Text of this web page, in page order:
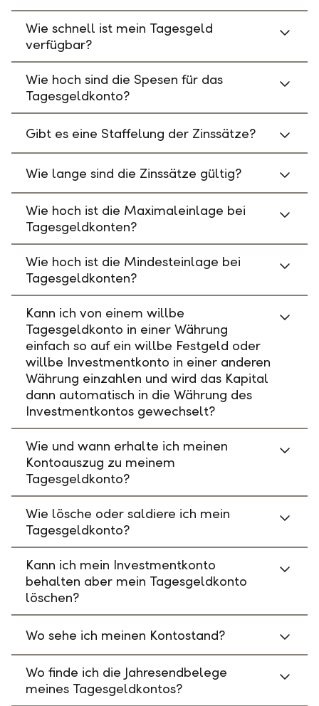
Wie schnell ist mein Tagesgeld
verfügbar?
Wie hoch sind die Spesen für das
Tagesgeldkonto?
Gibt es eine Staffelung der Zinssätze?
Wie lange sind die Zinssätze gültig?
Wie hoch ist die Maximaleinlage bei
Tagesgeldkonten?
Wie hoch ist die Mindesteinlage bei
Tagesgeldkonten?
Kann ich von einem willbe
Tagesgeldkonto in einer Währung
einfach so auf ein willbe Festgeld oder
willbe Investmentkonto in einer anderen
Währung einzahlen und wird das Kapital
dann automatisch in die Währung des
Investmentkontos gewechselt?
Wie und wann erhalte ich meinen
Kontoauszug zu meinem
Tagesgeldkonto?
Wie lösche oder saldiere ich mein
Tagesgeldkonto?
Kann ich mein Investmentkonto
behalten aber mein Tagesgeldkonto
löschen?
Wo sehe ich meinen Kontostand?
Wo finde ich die Jahresendbelege
meines Tagesgeldkontos?